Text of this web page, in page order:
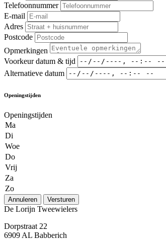
Telefoonnummer
E-mail
Adres
Postcode
Opmerkingen
Voorkeur datum & tijd
Alternatieve datum
Openingstijden
Openingstijden
Ma
Di
Woe
Do
Vrij
Za
Zo
Annuleren Versturen
De Lorijn Tweewielers
Dorpstraat 22
6909 AL Babberich